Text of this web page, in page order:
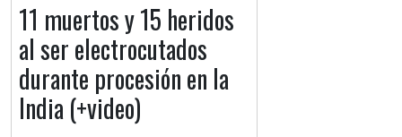
11 muertos y 15 heridos
al ser electrocutados
durante procesión en la
India (+video)